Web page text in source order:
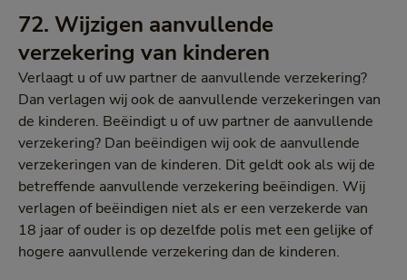
72. Wijzigen aanvullende
verzekering van kinderen
Verlaagt u of uw partner de aanvullende verzekering?
Dan verlagen wij ook de aanvullende verzekeringen van
de kinderen. Beëindigt u of uw partner de aanvullende
verzekering? Dan beëindigen wij ook de aanvullende
verzekeringen van de kinderen. Dit geldt ook als wij de
betreffende aanvullende verzekering beëindigen. Wij
verlagen of beëindigen niet als er een verzekerde van
18 jaar of ouder is op dezelfde polis met een gelijke of
hogere aanvullende verzekering dan de kinderen.